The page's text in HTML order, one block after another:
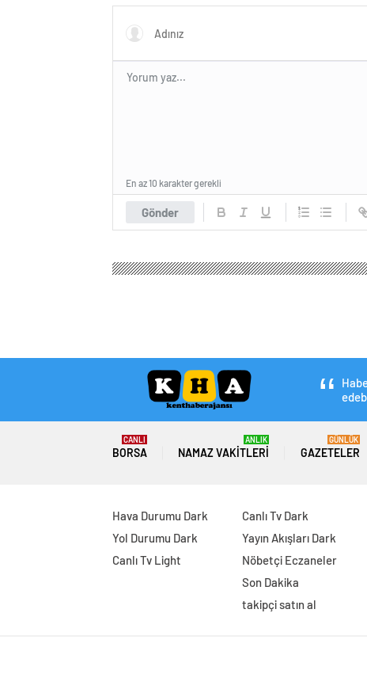
Gönder
En az 10 karakter gerekli
veriyor